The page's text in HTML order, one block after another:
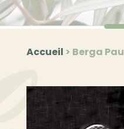
Accueil > Berga Pau